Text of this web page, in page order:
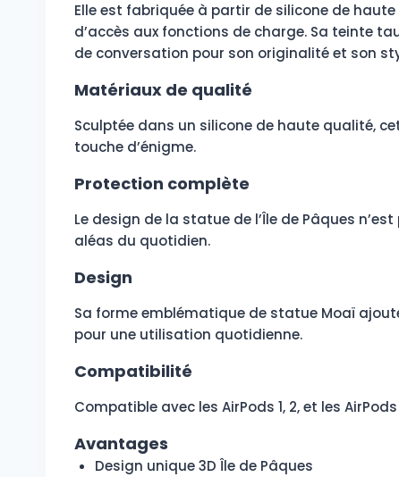
Elle est fabriquée à partir de silicone de
d’accès aux fonctions de charge. Sa teinte
de conversation pour son originalité et son
Matériaux de qualité
Sculptée dans un silicone de haute qualité,
touche d’énigme.
Protection complète
Le design de la statue de l’Île de Pâques
aléas du quotidien.
Design
Sa forme emblématique de statue Moaï
pour une utilisation quotidienne.
Compatibilité
Compatible avec les AirPods 1, 2, et les
Avantages
Design unique 3D Île de Pâques